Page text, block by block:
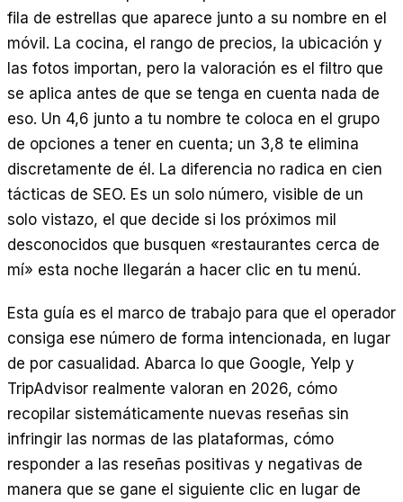
Precios
Empleo
Reserva una demostración
IDIOMA
FR
fila de estrellas que aparece junto a su nombre en el
móvil. La cocina, el rango de precios, la ubicación y
las fotos importan, pero la valoración es el filtro que
se aplica antes de que se tenga en cuenta nada de
eso. Un 4,6 junto a tu nombre te coloca en el grupo
de opciones a tener en cuenta; un 3,8 te elimina
discretamente de él. La diferencia no radica en cien
tácticas de SEO. Es un solo número, visible de un
solo vistazo, el que decide si los próximos mil
desconocidos que busquen «restaurantes cerca de
mí» esta noche llegarán a hacer clic en tu menú.
Esta guía es el marco de trabajo para que el operador
consiga ese número de forma intencionada, en lugar
de por casualidad. Abarca lo que Google, Yelp y
TripAdvisor realmente valoran en 2026, cómo
recopilar sistemáticamente nuevas reseñas sin
infringir las normas de las plataformas, cómo
responder a las reseñas positivas y negativas de
manera que se gane el siguiente clic en lugar de